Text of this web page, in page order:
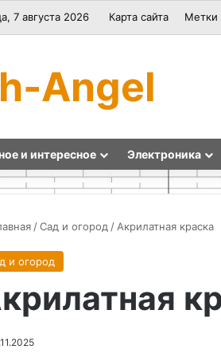
7 августа 2026 Карта сайта Метки
Angel
и интересное Электроника
/Сад и огород / Акрилатная краска
и огород
сделать
самодельный